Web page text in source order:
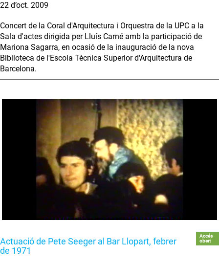
22 d’oct. 2009
Concert de la Coral d'Arquitectura i Orquestra de la UPC a la
Sala d'actes dirigida per Lluís Carné amb la participació de
Mariona Sagarra, en ocasió de la inauguració de la nova
Biblioteca de l'Escola Tècnica Superior d'Arquitectura de
Barcelona.
Actuació de Pete Seeger al Bar Llopart, febrer
de 1971
Accés
obert